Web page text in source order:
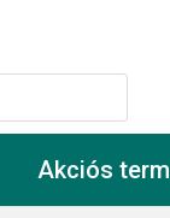
Akciós